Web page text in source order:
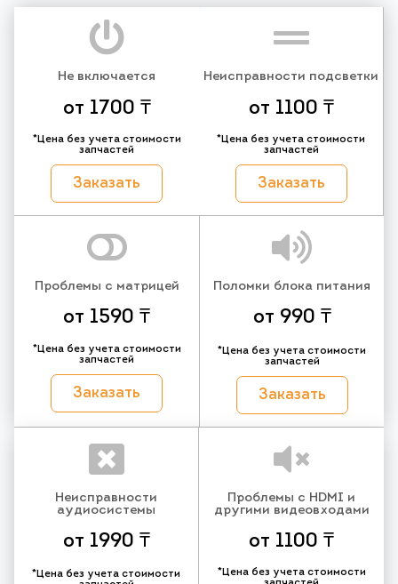
Не включается
от 1700 ₸
*Цена без учета стоимости
запчастей
Заказать
Неисправности подсветки
от 1100 ₸
*Цена без учета стоимости
запчастей
Заказать
Проблемы с матрицей
от 1590 ₸
*Цена без учета стоимости
запчастей
Заказать
Поломки блока питания
от 990 ₸
*Цена без учета стоимости
запчастей
Заказать
Неисправности
аудиосистемы
от 1990 ₸
*Цена без учета стоимости
Проблемы с HDMI и
другими видеовходами
от 1100 ₸
*Цена без учета стоимости